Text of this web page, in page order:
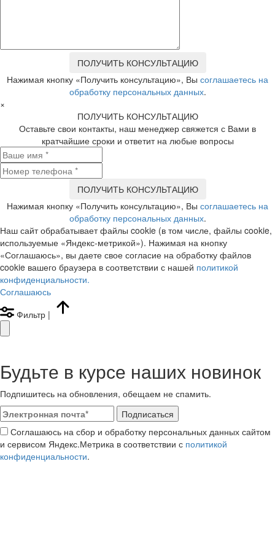
Нажимая кнопку «Получить консультацию», Вы соглашаетесь на
обработку персональных данных.
×
ПОЛУЧИТЬ КОНСУЛЬТАЦИЮ
Оставьте свои контакты, наш менеджер свяжется с Вами в
кратчайшие сроки и ответит на любые вопросы
Нажимая кнопку «Получить консультацию», Вы соглашаетесь на
обработку персональных данных.
Наш сайт обрабатывает файлы cookie (в том числе, файлы cookie,
используемые «Яндекс-метрикой»). Нажимая на кнопку
«Соглашаюсь», вы даете свое согласие на обработку файлов
cookie вашего браузера в соответствии с нашей политикой
конфиденциальности.
Соглашаюсь
Фильтр |
Будьте в курсе наших новинок
Подпишитесь на обновления, обещаем не спамить.
Подписаться
Соглашаюсь на сбор и обработку персональных данных сайтом
и сервисом Яндекс.Метрика в соответствии с политикой
конфиденциальности.